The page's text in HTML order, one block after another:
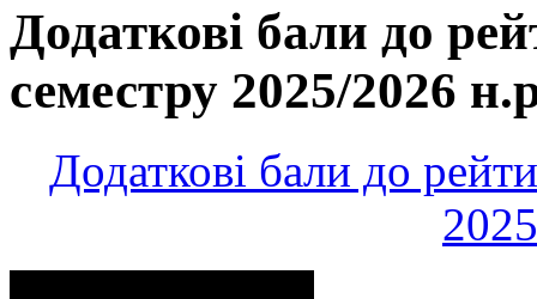
Додаткові бали до
семестру 2025/2026
Додаткові бали до